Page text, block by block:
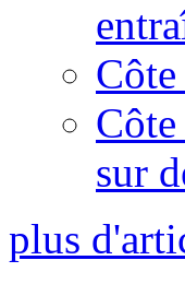
sur
plus